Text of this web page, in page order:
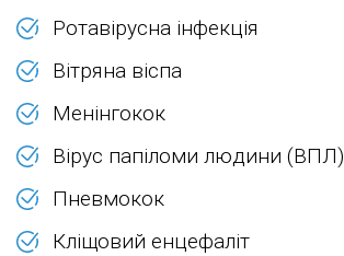
Ротавірусна інфекція
Вітряна віспа
Менінгокок
Вірус папіломи людини (ВПЛ)
Пневмокок
Кліщовий енцефаліт